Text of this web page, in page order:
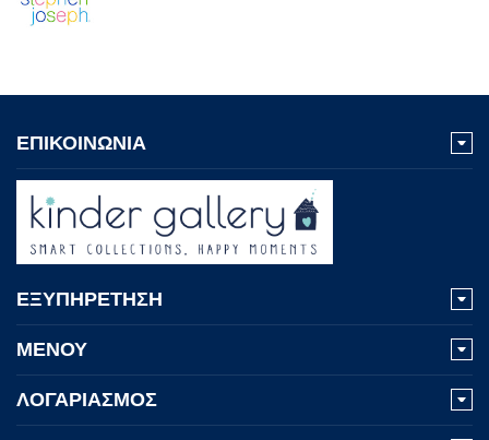
ΕΠΙΚΟΙΝΩΝΙΑ
ΕΞΥΠΗΡΕΤΗΣΗ
ΜΕΝΟΥ
ΛΟΓΑΡΙΑΣΜΟΣ